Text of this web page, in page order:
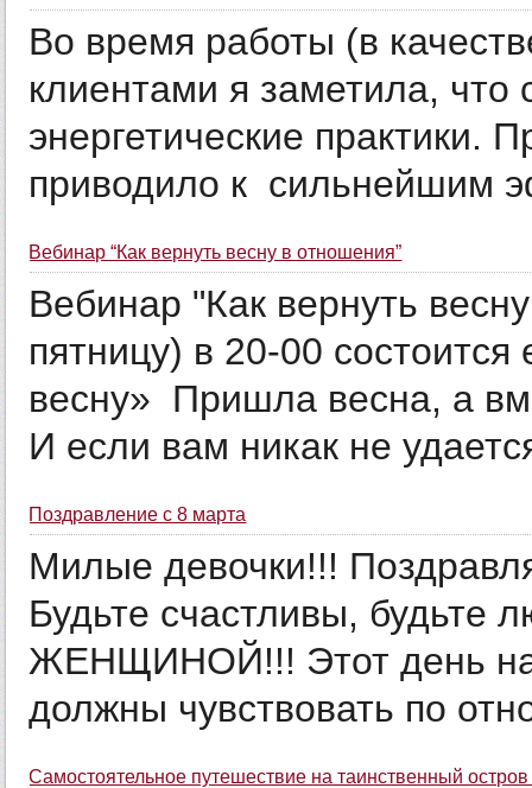
Во время работы (в
клиентами я заметила,
энергетические практики.
приводило к сильнейшим
Вебинар “Как вернуть весну в отношения”
Вебинар "Как вернуть
пятницу) в 20-00
весну» Пришла весна, а
И если вам никак не
Поздравление с 8 марта
Милые девочки!!!
Будьте счастливы, будьте
ЖЕНЩИНОЙ!!! Этот день
должны чувствовать по
Самостоятельное путешествие на таинственный